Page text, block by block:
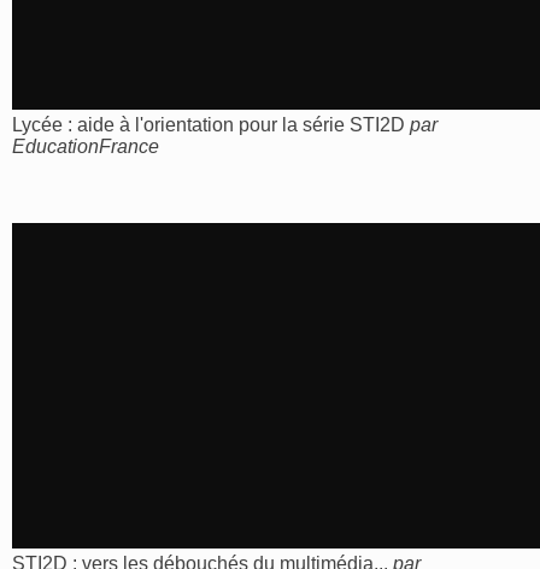
Lycée : aide à l'orientation pour la série STI2D par
EducationFrance
STI2D : vers les débouchés du multimédia... par